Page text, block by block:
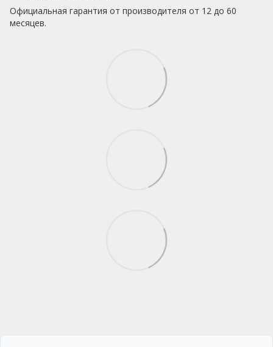
Официальная гарантия от производителя от 12 до 60
месяцев.